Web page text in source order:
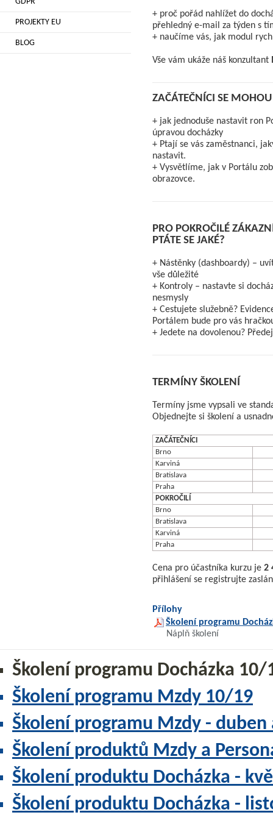
PROJEKTY EU
BLOG
+ proč pořád nahlížet do
přehledný e-mail za týden s
+ naučíme vás, jak modul
Vše vám ukáže náš konzultant
ZAČÁTEČNÍCI SE MOHOU
+ jak jednoduše nastavit ron
úpravou docházky
+ Ptají se vás zaměstnanci,
nastavit.
+ Vysvětlíme, jak v Portálu
obrazovce.
PRO POKROČILÉ
PTÁTE SE JAKÉ?
+ Nástěnky (dashboardy) –
vše důležité
+ Kontroly – nastavte si
nesmysly
+ Cestujete služebně?
Portálem bude pro vás
+ Jedete na dovolenou?
TERMÍNY ŠKOLENÍ
Termíny jsme vypsali ve
Objednejte si školení a
ZAČÁTEČNÍCI
Brno
Karviná
Bratislava
Praha
POKROČILÍ
Brno
Bratislava
Karviná
Praha
Cena pro účastníka kurzu je 2
přihlášení se registrujte
Přílohy
Školení programu
Náplň školení
Školení programu Docházka 10/
Školení programu Mzdy 10/19
Školení programu Mzdy - duben
Školení produktů Mzdy a
Školení produktu Docházka -
Školení produktu Docházka -